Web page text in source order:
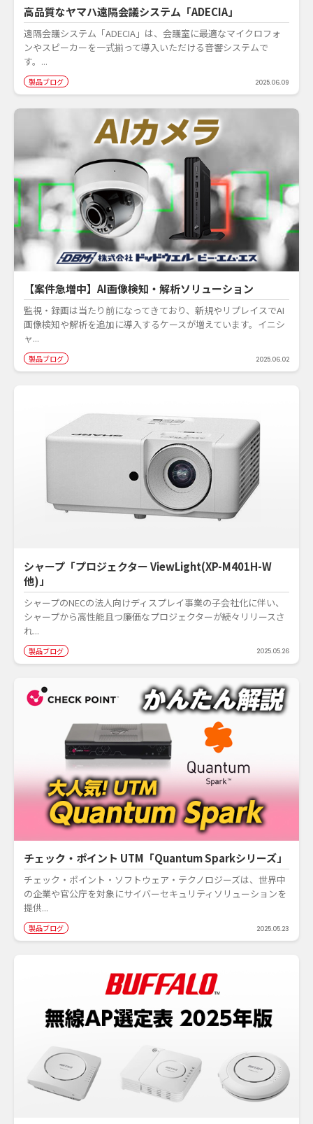
高品質なヤマハ遠隔会議システム「ADECIA」
遠隔会議システム「ADECIA」は、会議室に最適なマイクロフォ
ンやスピーカーを一式揃って導入いただける音響システムで
す。...
製品ブログ 2025.06.09
【案件急増中】AI画像検知・解析ソリューション
監視・録画は当たり前になってきており、新規やリプレイスでAI
画像検知や解析を追加に導入するケースが増えています。イニシ
ャ...
製品ブログ 2025.06.02
シャープ「プロジェクター ViewLight(XP-M401H-W
他)」
シャープのNECの法人向けディスプレイ事業の子会社化に伴い、
シャープから高性能且つ廉価なプロジェクターが続々リリースさ
れ...
製品ブログ 2025.05.26
チェック・ポイント UTM「Quantum Sparkシリーズ」
チェック・ポイント・ソフトウェア・テクノロジーズは、世界中
の企業や官公庁を対象にサイバーセキュリティソリューションを
提供...
製品ブログ 2025.05.23